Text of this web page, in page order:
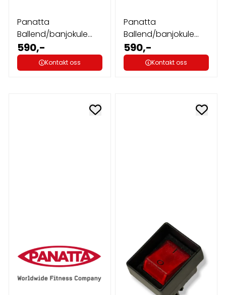
Panatta
Ballend/banjokule
stor L
590,-
Kontakt oss
Panatta
Ballend/banjokule
stor R
590,-
Kontakt oss